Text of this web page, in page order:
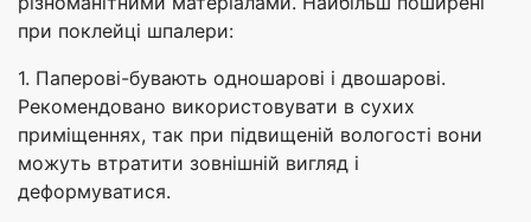
при поклейці шпалери:
1. Паперові-бувають одношарові і двошарові.
Рекомендовано використовувати в сухих
приміщеннях, так при підвищеній вологості вони
можуть втратити зовнішній вигляд і
деформуватися.